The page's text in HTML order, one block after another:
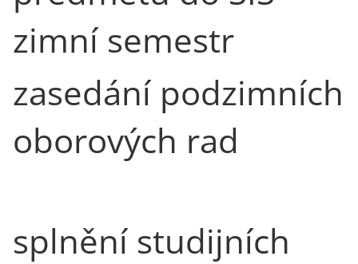
zimní semestr
zasedání podzimních
oborových rad
splnění studijních